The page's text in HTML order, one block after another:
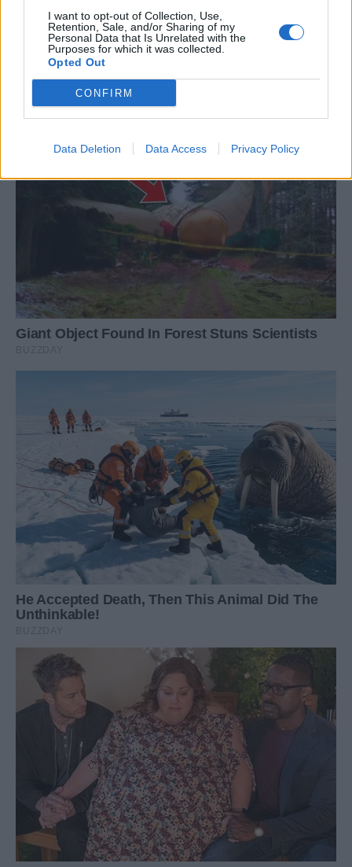
I want to opt-out of Collection, Use,
Retention, Sale, and/or Sharing of my
Personal Data that Is Unrelated with the
Purposes for which it was collected.
Opted Out
CONFIRM
Data Deletion Data Access Privacy Policy